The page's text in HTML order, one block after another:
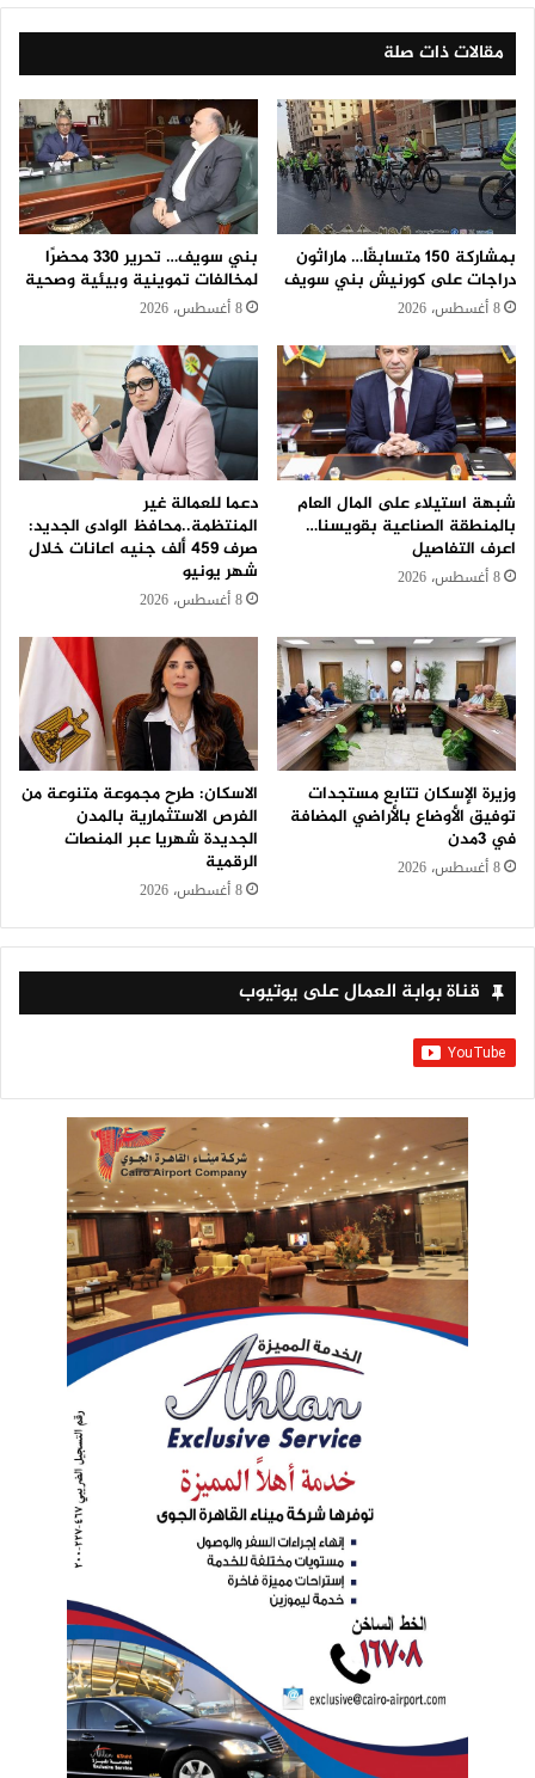
مقالات ذات صلة
بمشاركة 150 متسابقًا… ماراثون
دراجات على كورنيش بني سويف
8 أغسطس، 2026
بني سويف… تحرير 330 محضرًا
لمخالفات تموينية وبيئية وصحية
8 أغسطس، 2026
شبهة استيلاء على المال العام
بالمنطقة الصناعية بقويسنا…
اعرف التفاصيل
8 أغسطس، 2026
دعما للعمالة غير
المنتظمة..محافظ الوادى الجديد:
صرف 459 ألف جنيه اعانات خلال
شهر يونيو
8 أغسطس، 2026
وزيرة الإسكان تتابع مستجدات
توفيق الأوضاع بالأراضي المضافة
في 3مدن
8 أغسطس، 2026
الاسكان: طرح مجموعة متنوعة من
الفرص الاستثمارية بالمدن
الجديدة شهريا عبر المنصات
الرقمية
8 أغسطس، 2026
قناة بوابة العمال على يوتيوب